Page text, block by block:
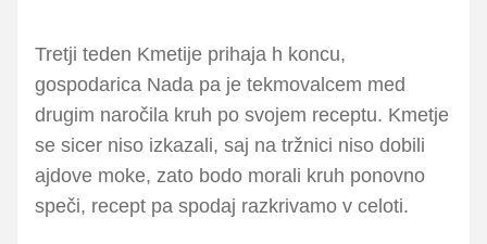
Tretji teden Kmetije prihaja h koncu,
gospodarica Nada pa je tekmovalcem med
drugim naročila kruh po svojem receptu. Kmetje
se sicer niso izkazali, saj na tržnici niso dobili
ajdove moke, zato bodo morali kruh ponovno
speči, recept pa spodaj razkrivamo v celoti.